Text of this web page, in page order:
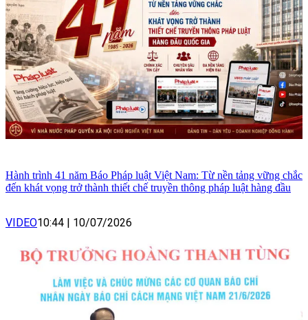
Hành trình 41 năm Báo Pháp luật Việt Nam: Từ nền tảng vững chắc
đến khát vọng trở thành thiết chế truyền thông pháp luật hàng đầu
VIDEO10:44 | 10/07/2026